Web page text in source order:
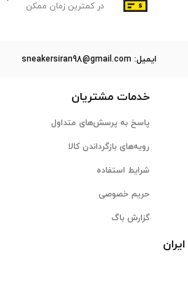
در کمترین زمان ممکن
ایمیل: sneakersiran98@gmail.com
خدمات مشتریان
پاسخ به پرسش‌های متداول
رویه‌های بازگرداندن کالا
شرایط استفاده
حریم خصوصی
گزارش باگ
ایران